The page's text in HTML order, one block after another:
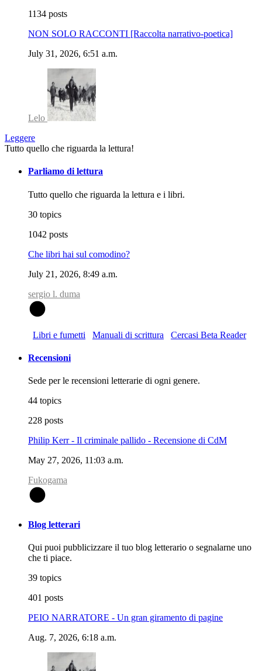
1134 posts
NON SOLO RACCONTI [Raccolta narrativo-poetica]
July 31, 2026, 6:51 a.m.
Lelo
Leggere
Tutto quello che riguarda la lettura!
Parliamo di lettura
Tutto quello che riguarda la lettura e i libri.
30 topics
1042 posts
Che libri hai sul comodino?
July 21, 2026, 8:49 a.m.
sergio l. duma
Libri e fumetti Manuali di scrittura Cercasi Beta Reader
Recensioni
Sede per le recensioni letterarie di ogni genere.
44 topics
228 posts
Philip Kerr - Il criminale pallido - Recensione di CdM
May 27, 2026, 11:03 a.m.
Fukogama
Blog letterari
Qui puoi pubblicizzare il tuo blog letterario o segnalarne uno
che ti piace.
39 topics
401 posts
PEIO NARRATORE - Un gran giramento di pagine
Aug. 7, 2026, 6:18 a.m.